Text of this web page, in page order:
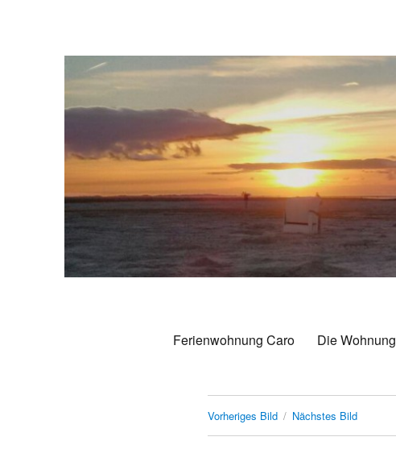
Ferienwohnung Caro Die Wohnung
Vorheriges Bild Nächstes Bild